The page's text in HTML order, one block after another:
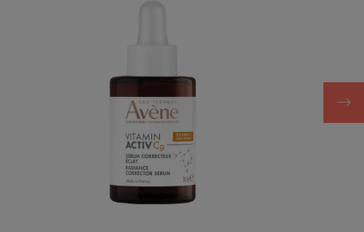
華
(早
晚)